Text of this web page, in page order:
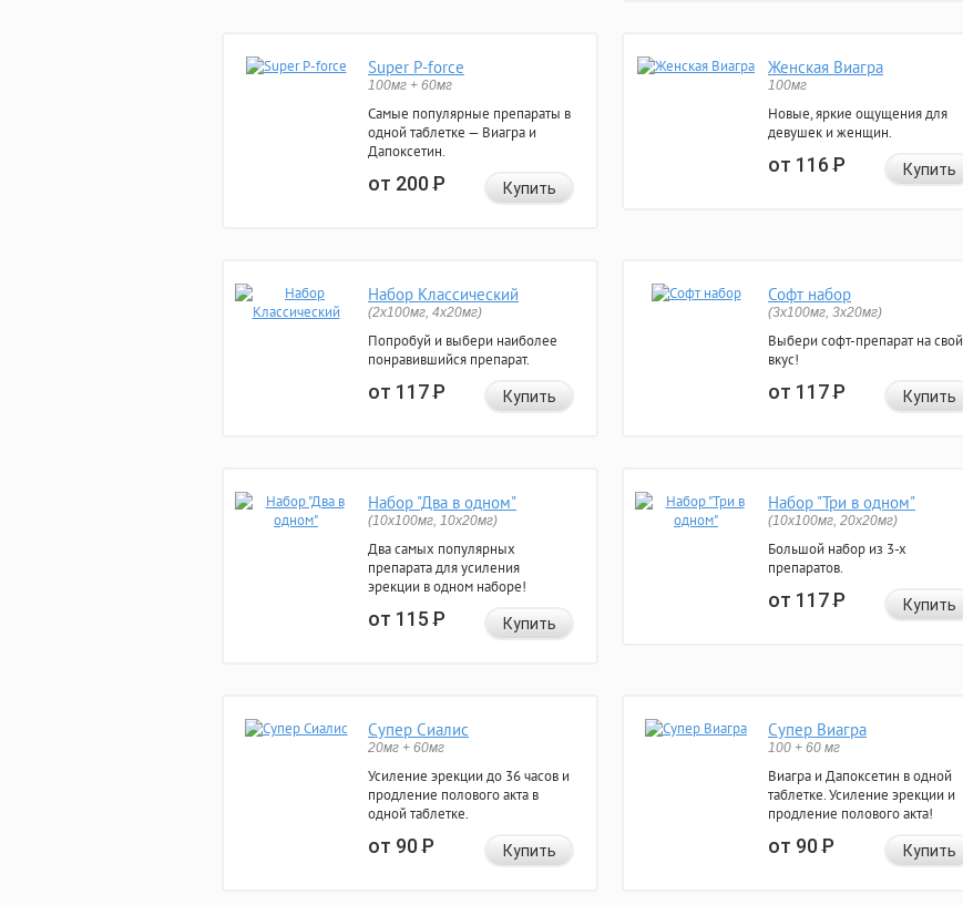
Super P-force
100мг + 60мг
Самые популярные препараты в
одной таблетке — Виагра и
Дапоксетин.
от 200Р Купить
Женская Виагра
100мг
Новые, яркие ощущения для
девушек и женщин.
от 116Р Купить
Набор Классический
(2x100мг, 4x20мг)
Попробуй и выбери наиболее
понравившийся препарат.
от 117Р Купить
Софт набор
(3x100мг, 3x20мг)
Выбери софт-препарат на свой
вкус!
от 117Р Купить
Набор "Два в одном"
(10x100мг, 10x20мг)
Два самых популярных
препарата для усиления
эрекции в одном наборе!
от 115Р Купить
Набор "Три в одном"
(10x100мг, 20x20мг)
Большой набор из 3-х
препаратов.
от 117Р Купить
Супер Сиалис
20мг + 60мг
Усиление эрекции до 36 часов и
продление полового акта в
одной таблетке.
от 90Р Купить
Супер Виагра
100 + 60 мг
Виагра и Дапоксетин в одной
таблетке. Усиление эрекции и
продление полового акта!
от 90Р Купить